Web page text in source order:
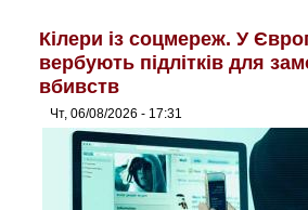
Кілери із соцмереж. У
вербують підлітків для
вбивств
Чт, 06/08/2026 - 17:31